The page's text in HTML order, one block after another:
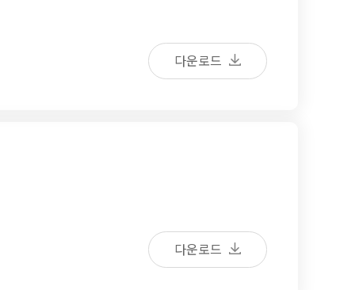
다운로드
다운로드